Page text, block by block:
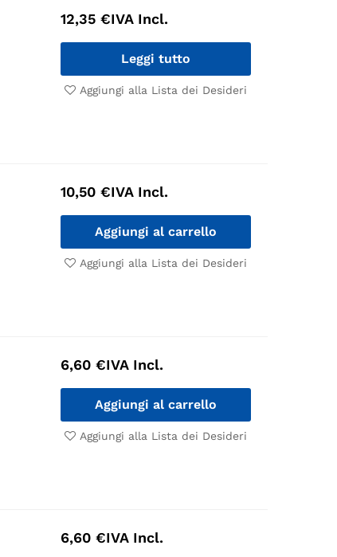
12,35 €IVA Incl.
Leggi tutto
Aggiungi alla Lista dei Desideri
10,50 €IVA Incl.
Aggiungi al carrello
Aggiungi alla Lista dei Desideri
6,60 €IVA Incl.
Aggiungi al carrello
Aggiungi alla Lista dei Desideri
6,60 €IVA Incl.